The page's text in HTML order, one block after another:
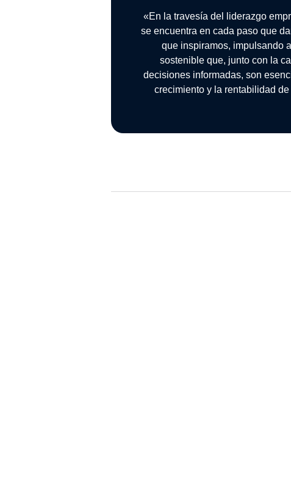
«En la travesía del liderazgo
se encuentra en cada paso que
que inspiramos, impulsando
sostenible que, junto con la
decisiones informadas, son
crecimiento y la rentabilidad